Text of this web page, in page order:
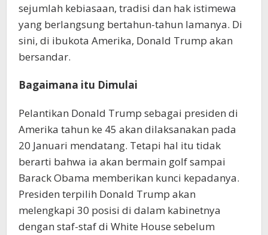
sejumlah kebiasaan, tradisi dan hak istimewa
yang berlangsung bertahun-tahun lamanya. Di
sini, di ibukota Amerika, Donald Trump akan
bersandar.
Bagaimana itu Dimulai
Pelantikan Donald Trump sebagai presiden di
Amerika tahun ke 45 akan dilaksanakan pada
20 Januari mendatang. Tetapi hal itu tidak
berarti bahwa ia akan bermain golf sampai
Barack Obama memberikan kunci kepadanya.
Presiden terpilih Donald Trump akan
melengkapi 30 posisi di dalam kabinetnya
dengan staf-staf di White House sebelum